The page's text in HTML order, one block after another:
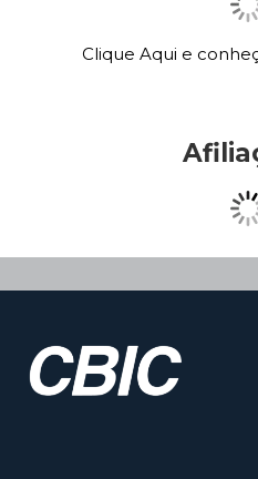
Clique Aqui e